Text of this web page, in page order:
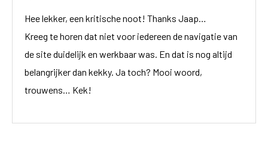
Hee lekker, een kritische noot! Thanks Jaap…
Kreeg te horen dat niet voor iedereen de navigatie van
de site duidelijk en werkbaar was. En dat is nog altijd
belangrijker dan kekky. Ja toch? Mooi woord,
trouwens… Kek!